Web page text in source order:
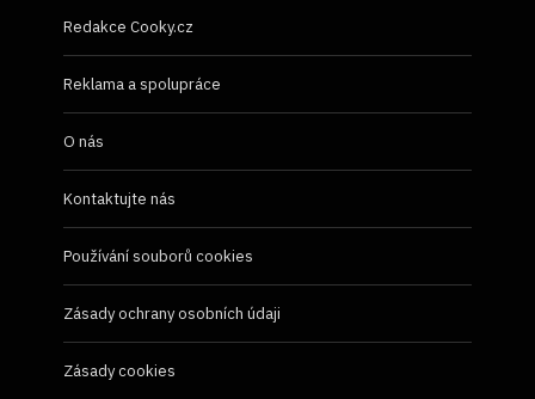
Redakce Cooky.cz
Reklama a spolupráce
O nás
Kontaktujte nás
Používání souborů cookies
Zásady ochrany osobních údaji
Zásady cookies